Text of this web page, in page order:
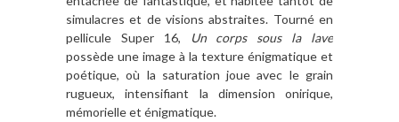
simulacres et de visions abstraites. Tourné en
pellicule Super 16,
Un corps sous la lave
possède une image à la texture énigmatique et
poétique, où la saturation joue avec le grain
rugueux, intensifiant la dimension onirique,
mémorielle et énigmatique.